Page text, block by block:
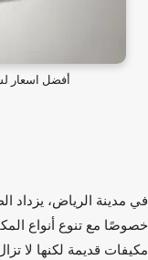
أفضل اسعار
الرياض، يزداد
مع تنوع أنواع
قديمة لكنها لا